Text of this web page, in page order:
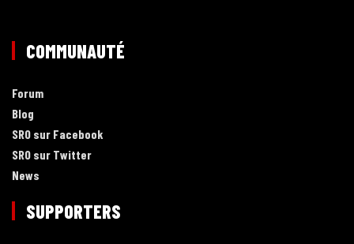
COMMUNAUTÉ
Forum
Blog
SRO sur Facebook
SRO sur Twitter
News
SUPPORTERS